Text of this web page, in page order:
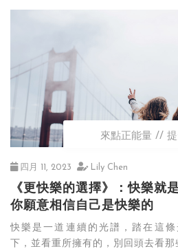
來點正能量
四月 11, 2023 Lily Chen
《更快樂的選擇》：快樂就
你願意相信自己是快樂的
快樂是一道連續的光譜，踏在這
下，並看重所擁有的，別回頭去看